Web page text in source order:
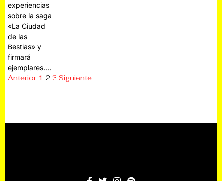
experiencias
sobre la saga
«La Ciudad
de las
Bestias» y
firmará
ejemplares.…
Anterior 1 2 3 Siguiente